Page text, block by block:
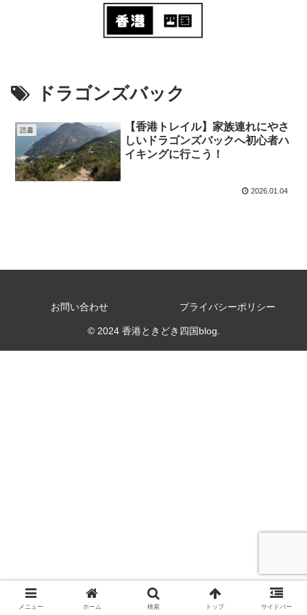
ドラゴンズバック
読書
【香港トレイル】家族連れにやさ
しいドラゴンズバックへ初心者ハ
イキングに行こう！
2026.01.04
お問い合わせ プライバシーポリシー
© 2024 香港ときどき四国blog.
メニュー ホーム 検索 トップ サイドバー